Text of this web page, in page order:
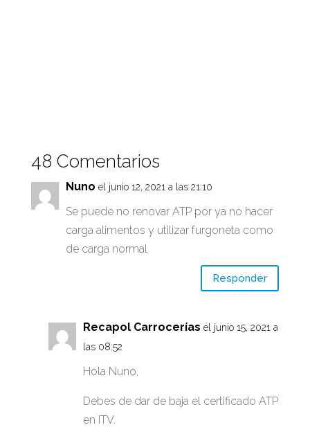
48 Comentarios
Nuno el junio 12, 2021 a las 21:10
Se puede no renovar ATP por ya no hacer
carga alimentos y utilizar furgoneta como
de carga normal
Responder
Recapol Carrocerías el junio 15, 2021 a
las 08:52
Hola Nuno,
Debes de dar de baja el certificado ATP
en ITV.